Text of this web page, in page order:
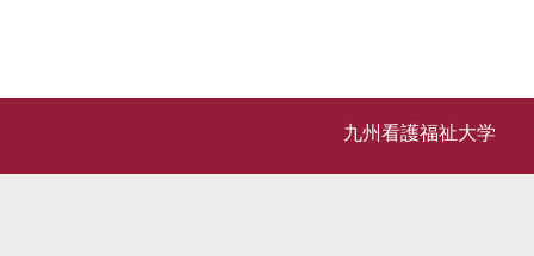
九州看護福祉大学